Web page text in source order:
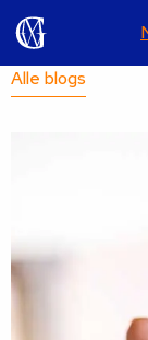
Alle blogs